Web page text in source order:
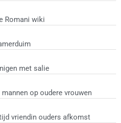
Romani wiki
met salie
op oudere vrouwen
vriendin ouders afkomst